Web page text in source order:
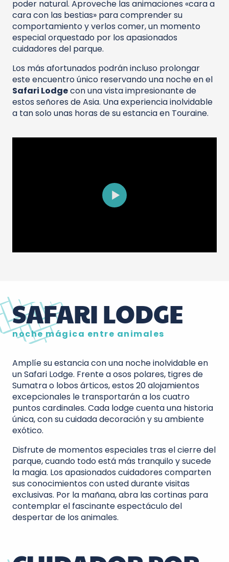
poder natural. Aproveche las animaciones «cara a
cara con las bestias» para comprender su
comportamiento y verlos comer, un momento
especial orquestado por los apasionados
cuidadores del parque.
Los más afortunados podrán incluso prolongar
este encuentro único reservando una noche en el
Safari Lodgecon una vista impresionante de
estos señores de Asia. Una experiencia inolvidable
a tan solo unas horas de su estancia en Touraine.
SAFARI LODGE
noche mágica entre animales
Amplíe su estancia con una noche inolvidable en
un Safari Lodge. Frente a osos polares, tigres de
Sumatra o lobos árticos, estos 20 alojamientos
excepcionales le transportarán a los cuatro
puntos cardinales. Cada lodge cuenta una historia
única, con su cuidada decoración y su ambiente
exótico.
Disfrute de momentos especiales tras el cierre del
parque, cuando todo está más tranquilo y sucede
la magia. Los apasionados cuidadores comparten
sus conocimientos con usted durante visitas
exclusivas. Por la mañana, abra las cortinas para
contemplar el fascinante espectáculo del
despertar de los animales.